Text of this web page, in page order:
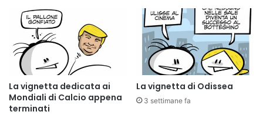
La vignetta dedicata ai
Mondiali di Calcio appena
terminati
La vignetta di Odissea
3 settimane fa